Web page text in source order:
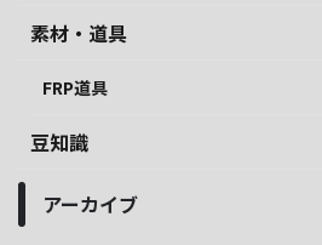
素材・道具
FRP道具
豆知識
アーカイブ